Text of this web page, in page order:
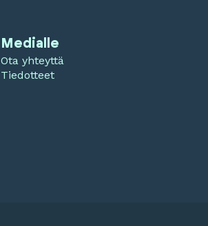
Medialle
Ota yhteyttä
Tiedotteet